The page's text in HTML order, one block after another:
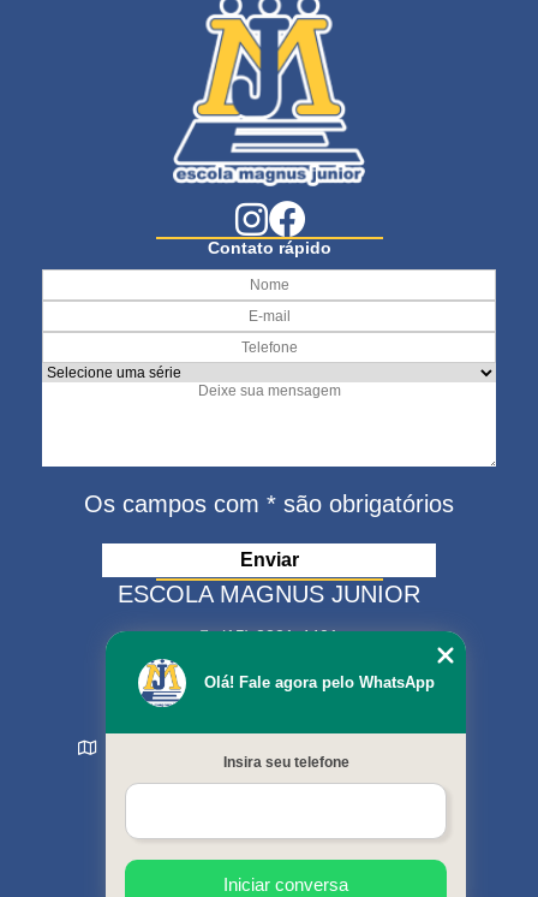
Contato rápido
Os campos com * são obrigatórios
ESCOLA MAGNUS JUNIOR
(15) 3321-4401
(15) 99630-9333
matriculas@escolamagnus.com.br
Sorocaba - SP - CEP: 18044-130
MENU
Cursos oferecidos
Olá! Fale agora pelo WhatsApp
Insira seu telefone
Iniciar conversa